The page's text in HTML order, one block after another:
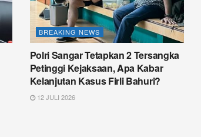
BREAKING NEWS
Polri Sangar Tetapkan 2 Tersangka
Petinggi Kejaksaan, Apa Kabar
Kelanjutan Kasus Firli Bahuri?
12 JULI 2026